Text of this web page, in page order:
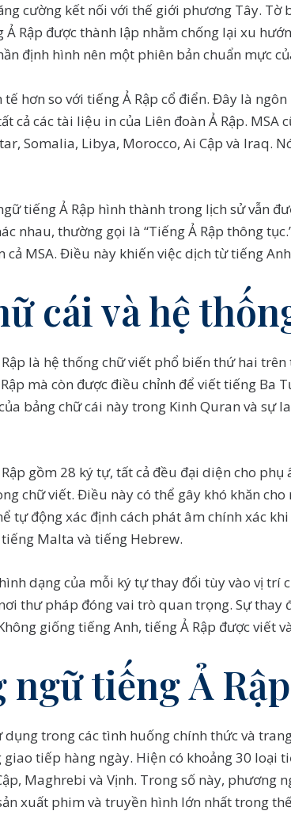
cường kết nối với thế giới phương Tây. Tờ
Ả Rập được thành lập nhằm chống lại xu
định hình nên một phiên bản chuẩn mực
tế hơn so với tiếng Ả Rập cổ điển. Đây là
cả các tài liệu in của Liên đoàn Ả Rập.
Somalia, Libya, Morocco, Ai Cập và
tiếng Ả Rập hình thành trong lịch sử vẫn
nhau, thường gọi là “Tiếng Ả Rập thông
cả MSA. Điều này khiến việc dịch từ tiếng
cái và hệ
là hệ thống chữ viết phổ biến thứ hai
mà còn được điều chỉnh để viết tiếng Ba
bảng chữ cái này trong Kinh Quran và sự
gồm 28 ký tự, tất cả đều đại diện cho
chữ viết. Điều này có thể gây khó khăn
tự động xác định cách phát âm chính xác
Malta và tiếng Hebrew.
dạng của mỗi ký tự thay đổi tùy vào vị
thư pháp đóng vai trò quan trọng. Sự
giống tiếng Anh, tiếng Ả Rập được viết
ngữ tiếng Ả Rập
dụng trong các tình huống chính thức và
tiếp hàng ngày. Hiện có khoảng 30 loại
Maghrebi và Vịnh. Trong số này, phương
xuất phim và truyền hình lớn nhất trong